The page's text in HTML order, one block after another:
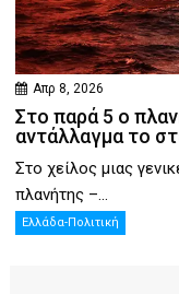
Απρ 8, 2026
Στο παρά 5 ο
αντάλλαγμα το
Στο χείλος μιας
πλανήτης –...
Ελλάδα-Πολιτική